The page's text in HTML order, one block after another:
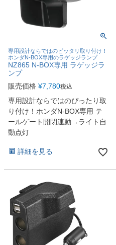
専用設計ならではのピッタリ取り付け！
ホンダN-BOX専用のラゲッジランプ
NZ865 N-BOX専用 ラゲッジラ
ンプ
販売価格 ¥7,780税込
専用設計ならではのぴったり取
り付け！ホンダN-BOX専用 テ
ールゲート開閉連動→ライト自
動点灯
詳細を見る